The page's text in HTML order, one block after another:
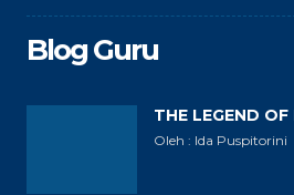
Blog Guru
THE LEGEND
Oleh : Ida Puspitorini